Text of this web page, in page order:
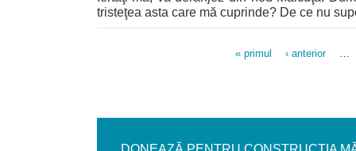
tristeţea asta care mă cuprinde? De ce nu
« primul ‹ anterior